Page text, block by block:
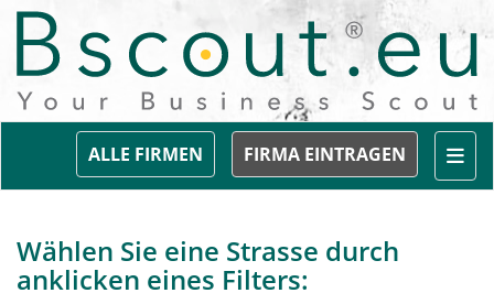
FIRMA EINTRAGEN
ALLE FIRMEN
Wählen Sie eine Strasse durch
anklicken eines Filters: